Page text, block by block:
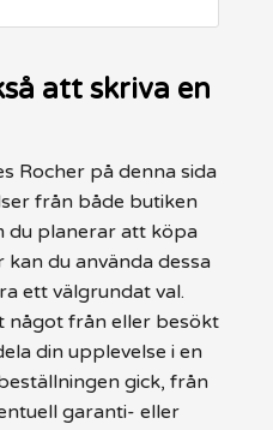
att skriva en
Rocher på denna sida
från både butiken
du planerar att köpa
du använda dessa
ett välgrundat val.
något från eller besökt
din upplevelse i en
gick, från
garanti- eller